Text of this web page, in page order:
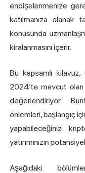
endişelenmenize
katılmanıza olanak
konusunda
kiralanmasını içerir.
Bu kapsamlı
2024'te mevcut olan
değerlendiriyor.
önlemleri, başlangıç
yapabileceğiniz
yatırımınızın
Aşağıdaki